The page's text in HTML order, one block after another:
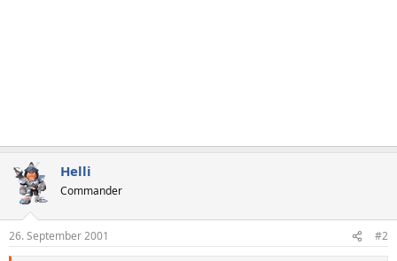
Helli
Commander
26. September 2001 #2